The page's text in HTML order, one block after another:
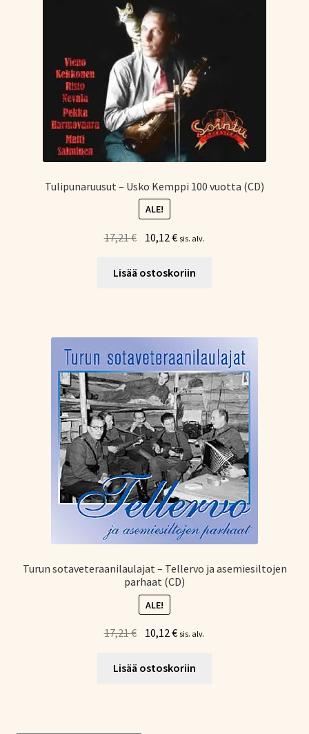
Tulipunaruusut – Usko Kemppi 100 vuotta (CD)
ALE!
17,21€ Alkuperäinen
oli:
10,12€Nykyinen
on:
sis. alv.
Lisää ostoskoriin
Turun sotaveteraanilaulajat – Tellervo ja asemiesiltojen
parhaat (CD)
ALE!
17,21€ Alkuperäinen
oli:
10,12€Nykyinen
on:
sis. alv.
Lisää ostoskoriin